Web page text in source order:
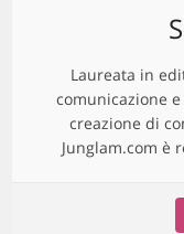
Laureata in
comunicazione
creazione di
Junglam.com è